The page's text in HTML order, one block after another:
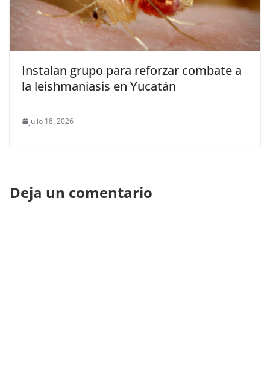
Instalan grupo para reforzar combate a
la leishmaniasis en Yucatán
julio 18, 2026
Deja un comentario